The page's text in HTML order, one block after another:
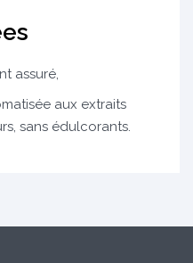
assuré,
aux extraits
sans édulcorants.